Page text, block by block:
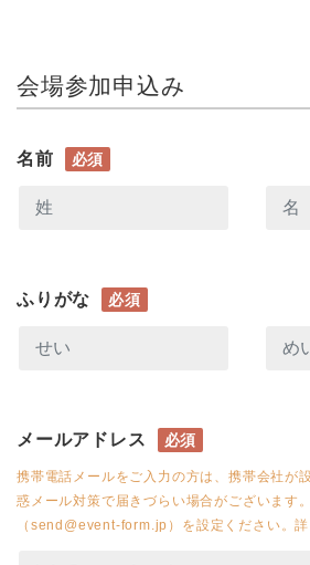
会場参加申込み
名前 必須
ふりがな 必須
メールアドレス 必須
携帯電話メールをご入力の方は、携帯会社が
惑メール対策で届きづらい場合がございます
（send@event-form.jp）を設定ください。